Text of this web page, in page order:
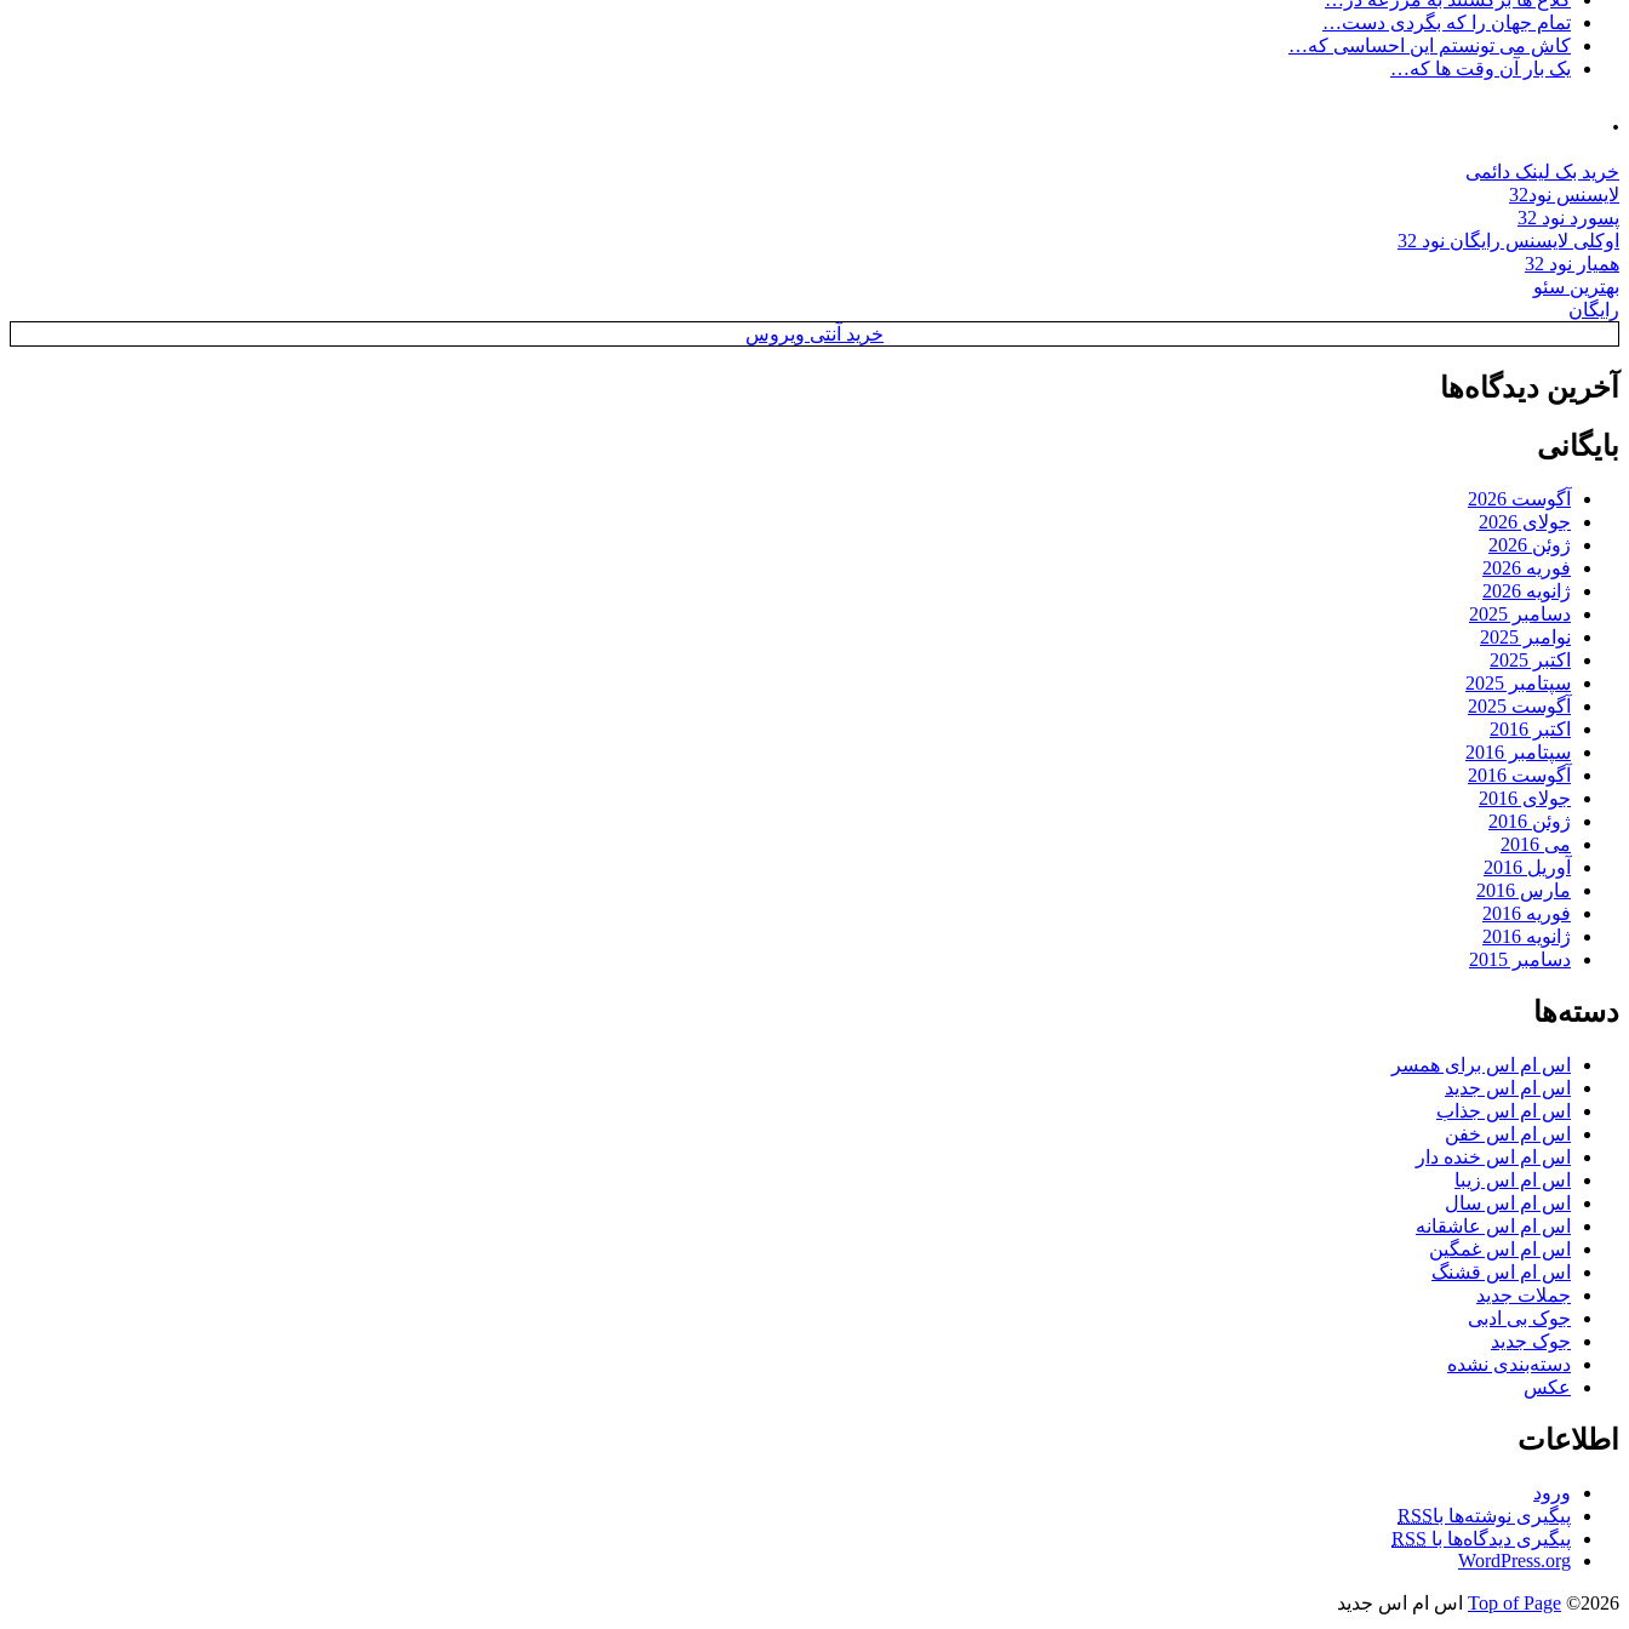
تمام جهان را که بگردی دست…
کاش می تونستم این احساسی که…
یک بار آن وقت ها که…
.
خرید بک لینک دائمی
لایسنس نود32
پسورد نود 32
اوکلی لایسنس رایگان نود 32
همیار نود 32
بهترین سئو
رایگان
خرید آنتی ویروس
آخرین دیدگاه‌ها
بایگانی
آگوست 2026
جولای 2026
ژوئن 2026
فوریه 2026
ژانویه 2026
دسامبر 2025
نوامبر 2025
اکتبر 2025
سپتامبر 2025
آگوست 2025
اکتبر 2016
سپتامبر 2016
آگوست 2016
جولای 2016
ژوئن 2016
می 2016
آوریل 2016
مارس 2016
فوریه 2016
ژانویه 2016
دسامبر 2015
دسته‌ها
اس ام اس برای همسر
اس ام اس جدید
اس ام اس جذاب
اس ام اس خفن
اس ام اس خنده دار
اس ام اس زیبا
اس ام اس سال
اس ام اس عاشقانه
اس ام اس غمگین
اس ام اس قشنگ
جملات جدید
جوک بی ادبی
جوک جدید
دسته‌بندی نشده
عکس
اطلاعات
ورود
پیگیری نوشته‌ها باRSS
پیگیری دیدگاه‌ها با RSS
WordPress.org
Top of Page ©2026 اس ام اس جدید